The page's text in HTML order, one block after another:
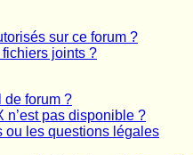
sur ce forum ?
joints ?
de forum ?
n’est pas disponible ?
ou les questions légales